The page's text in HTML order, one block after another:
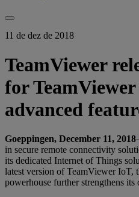
11 de dez de 2018
TeamViewer
for
advanced
Goeppingen, December 11, 2018
in secure remote connectivity
its dedicated Internet of Things
latest version of TeamViewer IoT,
powerhouse further strengthens